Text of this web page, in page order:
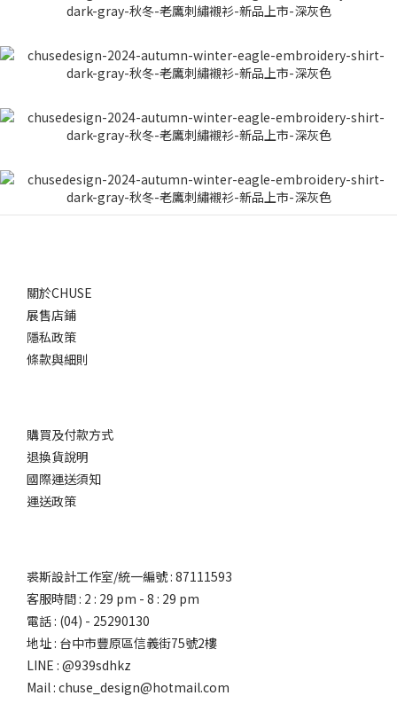
關於CHUSE
展售店鋪
隱私政策
條款與細則
購買及付款方式
退換貨說明
國際運送須知
運送政策
裘斯設計工作室/統一編號 : 87111593
客服時間 : 2 : 29 pm - 8 : 29 pm
電話 : (04) - 25290130
地址 : 台中市豐原區信義街75號2樓
LINE : @939sdhkz
Mail : chuse_design@hotmail.com